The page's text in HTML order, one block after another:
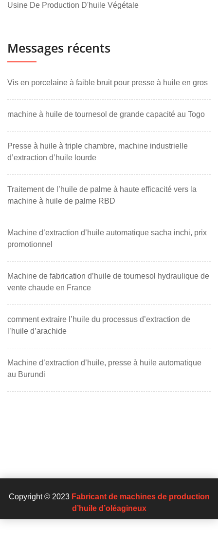
Usine De Production D'huile Végétale
Messages récents
Vis en porcelaine à faible bruit pour presse à huile en gros
machine à huile de tournesol de grande capacité au Togo
Presse à huile à triple chambre, machine industrielle
d’extraction d’huile lourde
Traitement de l’huile de palme à haute efficacité vers la
machine à huile de palme RBD
Machine d’extraction d’huile automatique sacha inchi, prix
promotionnel
Machine de fabrication d’huile de tournesol hydraulique de
vente chaude en France
comment extraire l’huile du processus d’extraction de
l’huile d’arachide
Machine d’extraction d’huile, presse à huile automatique
au Burundi
Copyright © 2023 Fabricant de machines de production
d’huile d’oléagineux